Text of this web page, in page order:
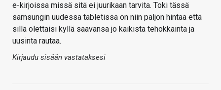
e-kirjoissa missä sitä ei juurikaan tarvita. Toki tässä
samsungin uudessa tabletissa on niin paljon hintaa että
sillä olettaisi kyllä saavansa jo kaikista tehokkainta ja
uusinta rautaa.
Kirjaudu sisään vastataksesi